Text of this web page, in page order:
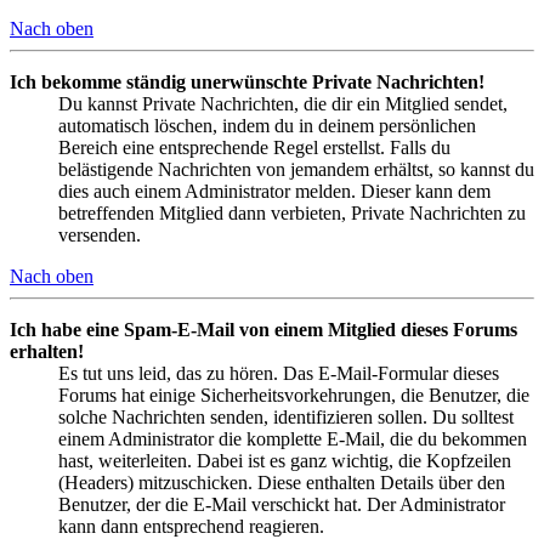
Nach oben
Ich bekomme ständig unerwünschte Private Nachrichten!
Du kannst Private Nachrichten, die dir ein Mitglied sendet,
automatisch löschen, indem du in deinem persönlichen
Bereich eine entsprechende Regel erstellst. Falls du
belästigende Nachrichten von jemandem erhältst, so kannst du
dies auch einem Administrator melden. Dieser kann dem
betreffenden Mitglied dann verbieten, Private Nachrichten zu
versenden.
Nach oben
Ich habe eine Spam-E-Mail von einem Mitglied dieses Forums
erhalten!
Es tut uns leid, das zu hören. Das E-Mail-Formular dieses
Forums hat einige Sicherheitsvorkehrungen, die Benutzer, die
solche Nachrichten senden, identifizieren sollen. Du solltest
einem Administrator die komplette E-Mail, die du bekommen
hast, weiterleiten. Dabei ist es ganz wichtig, die Kopfzeilen
(Headers) mitzuschicken. Diese enthalten Details über den
Benutzer, der die E-Mail verschickt hat. Der Administrator
kann dann entsprechend reagieren.